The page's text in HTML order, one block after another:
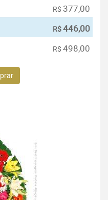
R$ 377,00
R$446,00
R$ 498,00